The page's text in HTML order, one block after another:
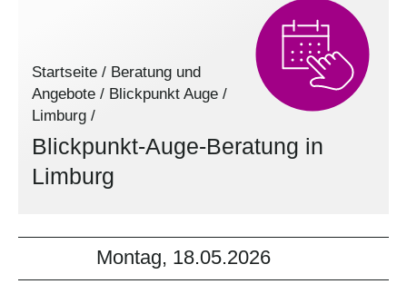
Startseite / Beratung und
Angebote / Blickpunkt Auge /
Limburg /
Blickpunkt-Auge-Beratung in
Limburg
Montag, 18.05.2026